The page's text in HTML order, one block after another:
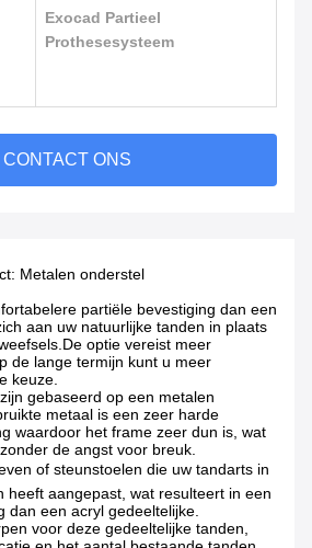
Exocad Partieel
Prothesesysteem
CONTACT ONS
Metalen onderstel
partiële bevestiging dan een
aan uw natuurlijke tanden in plaats
optie vereist meer
de lange termijn kunt u meer
keuze.
gebaseerd op een metalen
metaal is een zeer harde
waardoor het frame zeer dun is, wat
de angst voor breuk.
of steunstoelen die uw tandarts in
heeft aangepast, wat resulteert in een
dan een acryl gedeeltelijke.
voor deze gedeeltelijke tanden,